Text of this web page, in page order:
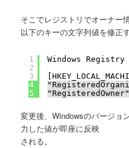
そこでレジストリでオーナー
以下のキーの文字列値を修正す
1
2
3
4
5
Windows
変更後、Windowsのバージョ
力した値が即座に反映
される。